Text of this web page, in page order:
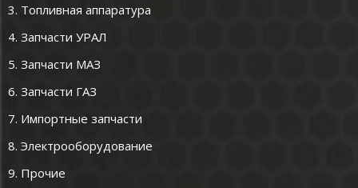
3. Топливная аппаратура
4. Запчасти УРАЛ
5. Запчасти МАЗ
6. Запчасти ГАЗ
7. Импортные запчасти
8. Электрооборудование
9. Прочие